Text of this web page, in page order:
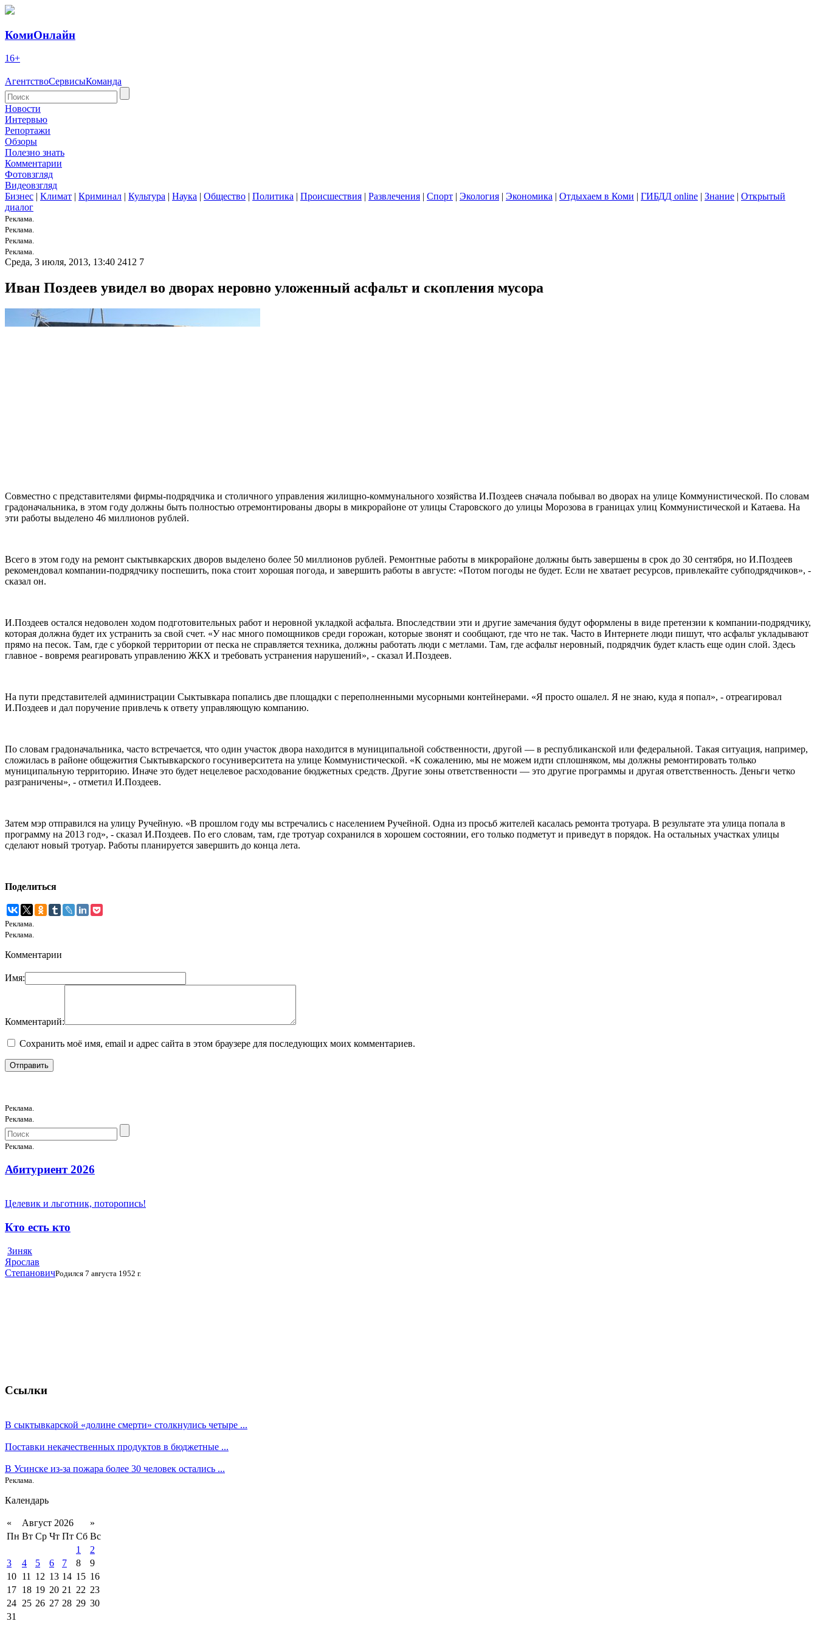
КомиОнлайн
16+
АгентствоСервисыКоманда
Новости
Интервью
Репортажи
Обзоры
Полезно знать
Комментарии
Фотовзгляд
Видеовзгляд
Бизнес | Климат | Криминал | Культура | Наука | Общество | Политика | Происшествия | Развлечения | Спорт | Экология | Экономика | Отдыхаем в Коми | ГИБДД online | Знание | Открытый
диалог
Реклама.
Реклама.
Реклама.
Реклама.
Среда, 3 июля, 2013, 13:40 2412 7
Иван Поздеев увидел во дворах неровно уложенный асфальт и скопления мусора
Совместно с представителями фирмы-подрядчика и столичного управления жилищно-коммунального хозяйства И.Поздеев сначала побывал во дворах на улице Коммунистической. По словам
градоначальника, в этом году должны быть полностью отремонтированы дворы в микрорайоне от улицы Старовского до улицы Морозова в границах улиц Коммунистической и Катаева. На
эти работы выделено 46 миллионов рублей.
Всего в этом году на ремонт сыктывкарских дворов выделено более 50 миллионов рублей. Ремонтные работы в микрорайоне должны быть завершены в срок до 30 сентября, но И.Поздеев
рекомендовал компании-подрядчику поспешить, пока стоит хорошая погода, и завершить работы в августе: «Потом погоды не будет. Если не хватает ресурсов, привлекайте субподрядчиков», -
сказал он.
И.Поздеев остался недоволен ходом подготовительных работ и неровной укладкой асфальта. Впоследствии эти и другие замечания будут оформлены в виде претензии к компании-подрядчику,
которая должна будет их устранить за свой счет. «У нас много помощников среди горожан, которые звонят и сообщают, где что не так. Часто в Интернете люди пишут, что асфальт укладывают
прямо на песок. Там, где с уборкой территории от песка не справляется техника, должны работать люди с метлами. Там, где асфальт неровный, подрядчик будет класть еще один слой. Здесь
главное - вовремя реагировать управлению ЖКХ и требовать устранения нарушений», - сказал И.Поздеев.
На пути представителей администрации Сыктывкара попались две площадки с переполненными мусорными контейнерами. «Я просто ошалел. Я не знаю, куда я попал», - отреагировал
И.Поздеев и дал поручение привлечь к ответу управляющую компанию.
По словам градоначальника, часто встречается, что один участок двора находится в муниципальной собственности, другой — в республиканской или федеральной. Такая ситуация, например,
сложилась в районе общежития Сыктывкарского госуниверситета на улице Коммунистической. «К сожалению, мы не можем идти сплошняком, мы должны ремонтировать только
муниципальную территорию. Иначе это будет нецелевое расходование бюджетных средств. Другие зоны ответственности — это другие программы и другая ответственность. Деньги четко
разграничены», - отметил И.Поздеев.
Затем мэр отправился на улицу Ручейную. «В прошлом году мы встречались с населением Ручейной. Одна из просьб жителей касалась ремонта тротуара. В результате эта улица попала в
программу на 2013 год», - сказал И.Поздеев. По его словам, там, где тротуар сохранился в хорошем состоянии, его только подметут и приведут в порядок. На остальных участках улицы
сделают новый тротуар. Работы планируется завершить до конца лета.
Поделиться
Реклама.
Реклама.
Комментарии
Имя:
Комментарий:
Сохранить моё имя, email и адрес сайта в этом браузере для последующих моих комментариев.
Реклама.
Реклама.
Реклама.
Абитуриент 2026
Целевик и льготник, поторопись!
Кто есть кто
Зиняк
Ярослав
СтепановичРодился 7 августа 1952 г.
Ссылки
В сыктывкарской «долине смерти» столкнулись четыре ...
Поставки некачественных продуктов в бюджетные ...
В Усинске из-за пожара более 30 человек остались ...
Реклама.
Календарь
« Август 2026
»
Пн Вт Ср Чт Пт Сб Вс
1
2
3
4 5 6 7 8
9
10 11 12 13 14 15 16
17 18 19 20 21 22 23
24 25 26 27 28 29 30
31